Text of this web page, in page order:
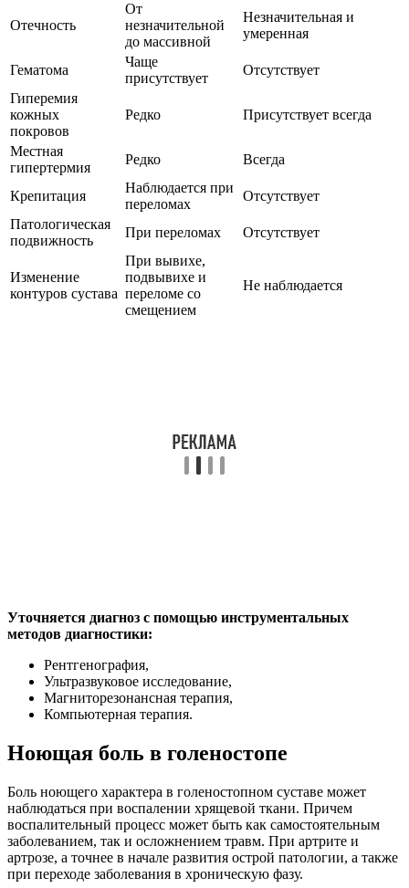
Отечность
От
незначительной
до массивной
Незначительная и
умеренная
Гематома
Чаще
присутствует
Отсутствует
Гиперемия
кожных
покровов
Редко Присутствует всегда
Местная
гипертермия
Редко Всегда
Крепитация
Наблюдается при
переломах
Отсутствует
Патологическая
подвижность
При переломах Отсутствует
Изменение
контуров сустава
При вывихе,
подвывихе и
переломе со
смещением
Не наблюдается
Уточняется диагноз с помощью инструментальных
методов диагностики:
Рентгенография,
Ультразвуковое исследование,
Магниторезонансная терапия,
Компьютерная терапия.
Ноющая боль в голеностопе
Боль ноющего характера в голеностопном суставе может
наблюдаться при воспалении хрящевой ткани. Причем
воспалительный процесс может быть как самостоятельным
заболеванием, так и осложнением травм. При артрите и
артрозе, а точнее в начале развития острой патологии, а также
при переходе заболевания в хроническую фазу.